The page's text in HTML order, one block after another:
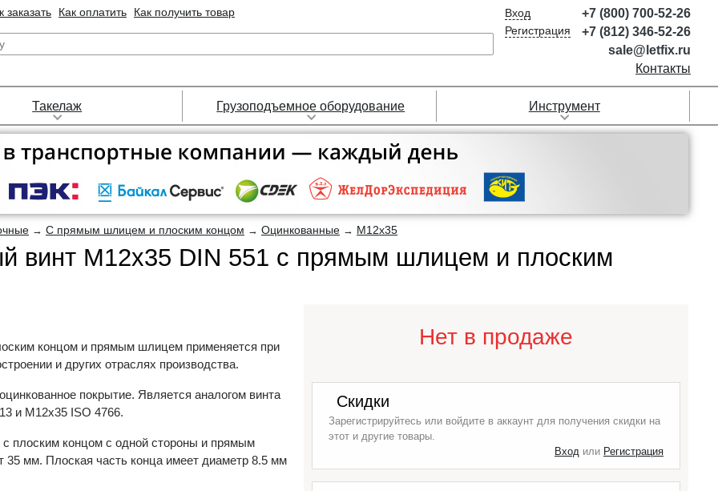
заказать Как оплатить Как получить товар
Вход
Регистрация
+7 (800) 700-52-26
+7 (812) 346-52-26
sale@letfix.ru
Контакты
Такелаж Грузоподъемное оборудование Инструмент
→ С прямым шлицем и плоским концом → Оцинкованные → М12х35
винт М12х35 DIN 551 с прямым шлицем и плоским
концом и прямым шлицем применяется при
и других отраслях производства.
покрытие. Является аналогом винта
и М12х35 ISO 4766.
плоским концом с одной стороны и прямым
мм. Плоская часть конца имеет диаметр 8.5 мм
Нет в продаже
Скидки
Зарегистрируйтесь или войдите в аккаунт для получения скидки на
этот и другие товары.
Вход или Регистрация